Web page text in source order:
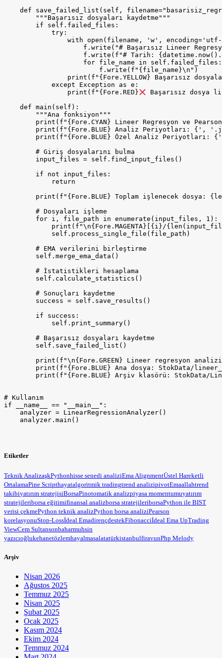
def save_failed_list(self,
        """Başarısız dosyaları kaydetme"""
        if self.failed_files:
            try:
with open(filename, 'w',
f.write("# Başarısız Lineer
f.write(f"# Tarih:
                    for file_name in self.failed_files:
                        f.write(f"{file_name}\n")
print(f"{Fore.YELLOW} Başarısız
            except Exception as e:
                print(f"{Fore.RED}
Başarısız dosya
    def main(self):
        """Ana fonksiyon"""
print(f"{Fore.CYAN} Lineer Regresyon ve
print(f"{Fore.BLUE} Analiz Periyotları: {',
print(f"{Fore.BLUE} Özel Analiz Periyotları:
        # Giriş dosyalarını bulma
        input_files = self.find_input_files()
        if not input_files:
            return
print(f"{Fore.BLUE} Toplam işlenecek dosya:
        # Dosyaları işleme
        for i, file_path in enumerate(input_files, 1):
print(f"\n{Fore.MAGENTA}[{i}/
            self.process_single_file(file_path)
        # EMA verilerini birleştirme
        self.merge_ema_data()
        # İstatistikleri hesaplama
        self.calculate_statistics()
        # Sonuçları kaydetme
        success = self.save_results()
        if success:
            self.print_summary()
        # Başarısız dosyaları kaydetme
        self.save_failed_list()
print(f"\n{Fore.GREEN} Lineer regresyon
print(f"{Fore.BLUE} Ana dosya: StokData/
print(f"{Fore.BLUE} Arşiv klasörü: StokData/
# Kullanım
if __name__ == "__main__":
    analyzer = LinearRegressionAnalyzer()
    analyzer.main()
Etiketler
Teknik AnalizaşkPythonhisse senedi analiziEma AlignmentÜstel Hareketli
OrtalamaPine Scripthayatalgoritmik tradingtrend analizipivotEmaallahtrend
takibiyatırım stratejisiBorsaPinotomatik analizpiyasa momentumuyatırım
stratejileriborsa eğitimifinansal analizborsa stratejileriborsaPython ile BIST
verisi çekmePython teknik analizPython borsa analiziPearson
korelasyonuStop-Lossİdeal EmadirençdestekFibonacciİdeal Ema UpTrading
ViewCem Sultansonbaharmuhsin
yazıcıoğlukehanetözlemhayalmasalatatürkistanbulfiravunPhp Melody
Arşiv
Nisan 2026
Ağustos 2025
Temmuz 2025
Nisan 2025
Şubat 2025
Ocak 2025
Kasım 2024
Ekim 2024
Temmuz 2024